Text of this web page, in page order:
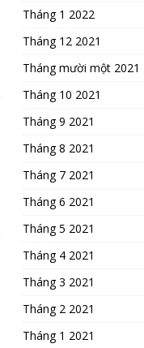
Tháng 1 2022
Tháng 12 2021
Tháng mười một 2021
Tháng 10 2021
Tháng 9 2021
Tháng 8 2021
Tháng 7 2021
Tháng 6 2021
Tháng 5 2021
Tháng 4 2021
Tháng 3 2021
Tháng 2 2021
Tháng 1 2021